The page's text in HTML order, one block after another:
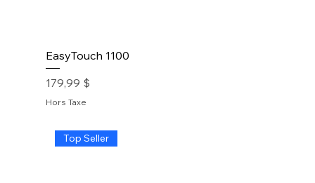
EasyTouch 1100
Prix
179,99 $
Hors Taxe
Top Seller